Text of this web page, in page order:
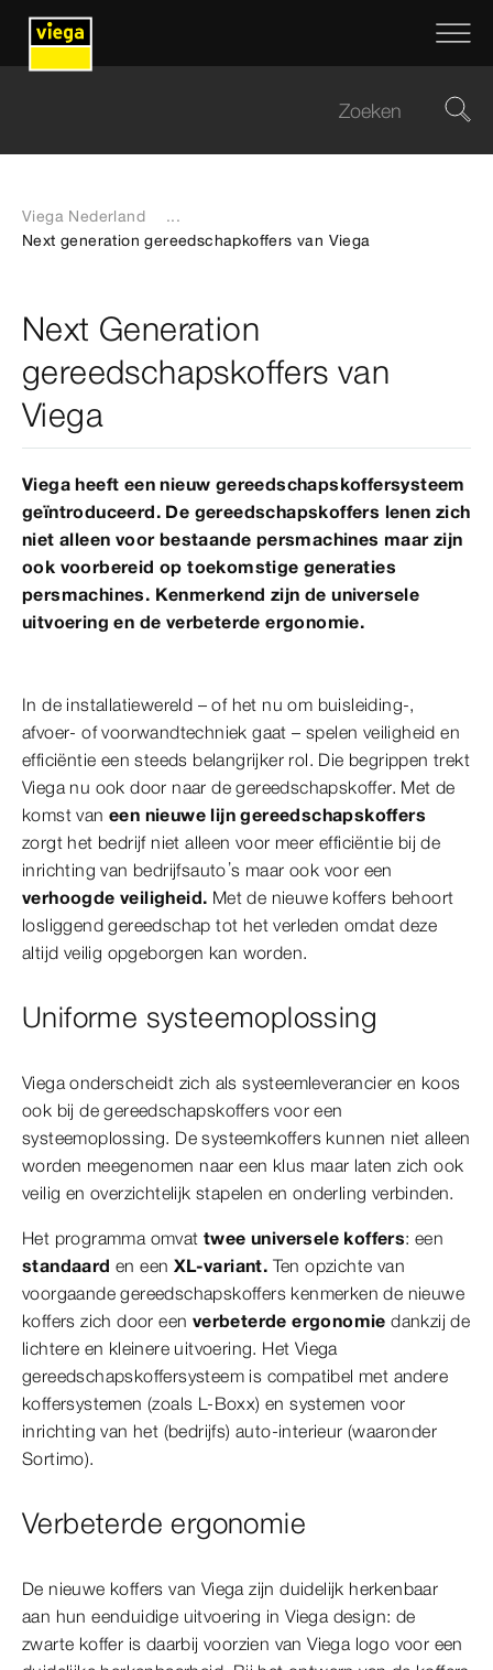
Viega Nederland
...
Next generation gereedschapkoffers van Viega
Next Generation
gereedschapskoffers van
Viega
Viega heeft een nieuw gereedschapskoffersysteem
geïntroduceerd. De gereedschapskoffers lenen zich
niet alleen voor bestaande persmachines maar zijn
ook voorbereid op toekomstige generaties
persmachines. Kenmerkend zijn de universele
uitvoering en de verbeterde ergonomie.
In de installatiewereld – of het nu om buisleiding-,
afvoer- of voorwandtechniek gaat – spelen veiligheid en
efficiëntie een steeds belangrijker rol. Die begrippen trekt
Viega nu ook door naar de gereedschapskoffer. Met de
komst vaneen nieuwe lijn gereedschapskoffers
zorgt het bedrijf niet alleen voor meer efficiëntie bij de
inrichting van bedrijfsauto’s maar ook voor een
verhoogde veiligheid. Met de nieuwe koffers behoort
losliggend gereedschap tot het verleden omdat deze
altijd veilig opgeborgen kan worden.
Uniforme systeemoplossing
Viega onderscheidt zich als systeemleverancier en koos
ook bij de gereedschapskoffers voor een
systeemoplossing. De systeemkoffers kunnen niet alleen
worden meegenomen naar een klus maar laten zich ook
veilig en overzichtelijk stapelen en onderling verbinden.
Het programma omvat twee universele koffers: een
standaard en een XL-variant. Ten opzichte van
voorgaande gereedschapskoffers kenmerken de nieuwe
koffers zich door een verbeterde ergonomie dankzij de
lichtere en kleinere uitvoering. Het Viega
gereedschapskoffersysteem is compatibel met andere
koffersystemen (zoals L-Boxx) en systemen voor
inrichting van het (bedrijfs) auto-interieur (waaronder
Sortimo).
Verbeterde ergonomie
De nieuwe koffers van Viega zijn duidelijk herkenbaar
aan hun eenduidige uitvoering in Viega design: de
zwarte koffer is daarbij voorzien van Viega logo voor een